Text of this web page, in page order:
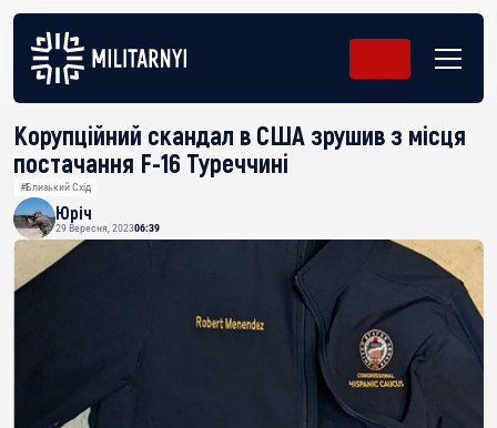
Корупційний скандал в США зрушив з місця
постачання F-16 Туреччині
#Близький Схід
Юріч
29 Вересня, 202306:39